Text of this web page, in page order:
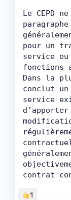
Le CEPD
pour un
service ou
fonctions
Dans la
conclut
service
contrat
1